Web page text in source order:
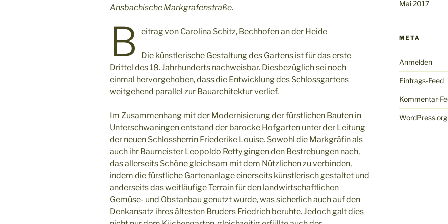
Ansbachische Markgrafenstraße.
B eitrag von Carolina Schitz, Bechhofen an der Heide
Die künstlerische Gestaltung des Gartens ist für das erste
Drittel des 18. Jahrhunderts nachweisbar. Diesbezüglich sei noch
einmal hervorgehoben, dass die Entwicklung des Schlossgartens
weitgehend parallel zur Bauarchitektur verlief.
Im Zusammenhang mit der Modernisierung der fürstlichen Bauten in
Unterschwaningen entstand der barocke Hofgarten unter der Leitung
der neuen Schlossherrin Friederike Louise. Sowohl die Markgräfin als
auch ihr Baumeister Leopoldo Retty gingen den Bestrebungen nach,
das allerseits Schöne gleichsam mit dem Nützlichen zu verbinden,
indem die fürstliche Gartenanlage einerseits künstlerisch gestaltet und
anderseits das weitläufige Terrain für den landwirtschaftlichen
Gemüse- und Obstanbau genutzt wurde, was sicherlich auch auf den
Denkansatz ihres ältesten Bruders Friedrich beruhte. Jedoch galt dies
Mai 2017
META
Anmelden
Eintrags-Feed
Kommentar-
WordPress.org